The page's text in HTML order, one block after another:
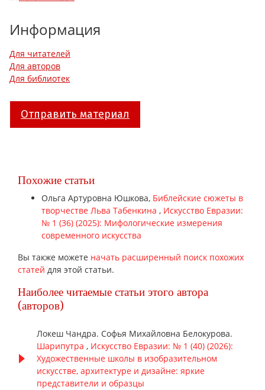
Информация
Для читателей
Для авторов
Для библиотек
Отправить материал
Похожие статьи
Ольга Артуровна Юшкова, Библейские сюжеты в
творчестве Льва Табенкина , Искусство Евразии:
№ 1 (36) (2025): Мифологические измерения
современного искусства
Вы также можете начать расширенный поиск похожих
статей для этой статьи.
Наиболее читаемые статьи этого автора
(авторов)
Локеш Чандра. Софья Михайловна Белокурова.
Шарипутра , Искусство Евразии: № 1 (40) (2026):
Художественные школы в изобразительном
искусстве, архитектуре и дизайне: яркие
представители и образцы